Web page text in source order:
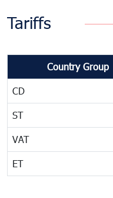
Tariffs
Country Group
CD
ST
VAT
ET